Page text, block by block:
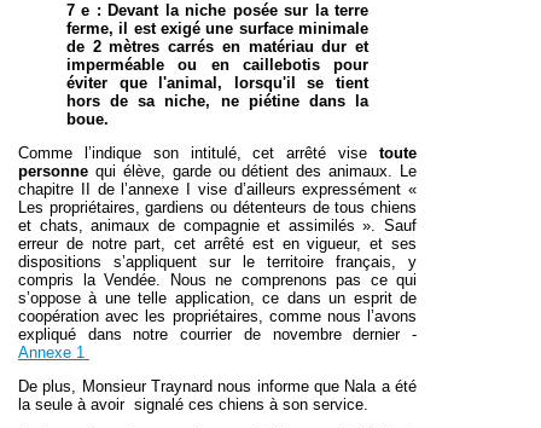
7 e : Devant la niche posée sur la terre
ferme, il est exigé une surface minimale
de 2 mètres carrés en matériau dur et
imperméable ou en caillebotis pour
éviter que l'animal, lorsqu'il se tient
hors de sa niche, ne piétine dans la
boue.
Comme l’indique son intitulé, cet arrêté vise toute
personne qui élève, garde ou détient des animaux. Le
chapitre II de l’annexe I vise d’ailleurs expressément «
Les propriétaires, gardiens ou détenteurs de tous chiens
et chats, animaux de compagnie et assimilés ». Sauf
erreur de notre part, cet arrêté est en vigueur, et ses
dispositions s’appliquent sur le territoire français, y
compris la Vendée. Nous ne comprenons pas ce qui
s’oppose à une telle application, ce dans un esprit de
coopération avec les propriétaires, comme nous l’avons
expliqué dans notre courrier de novembre dernier -
Annexe 1
De plus, Monsieur Traynard nous informe que Nala a été
la seule à avoir signalé ces chiens à son service.